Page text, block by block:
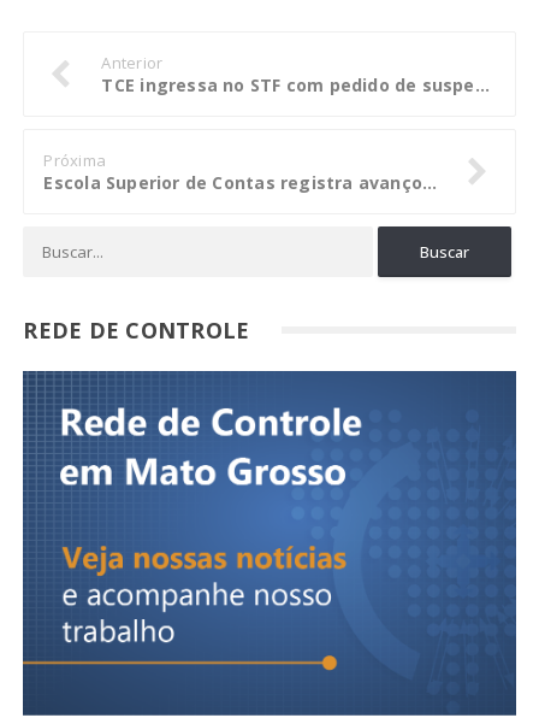
Anterior
TCE ingressa no STF com pedido de suspensão do afastamento de conselheiro
Próxima
Escola Superior de Contas registra avanços no primeiro semestre de 2017
REDE DE CONTROLE